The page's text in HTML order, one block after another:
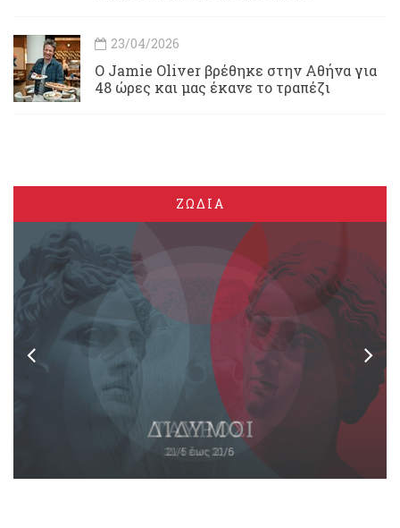
23/04/2026
Ο Jamie Oliver βρέθηκε στην Αθήνα για
48 ώρες και μας έκανε το τραπέζι
ΖΩΔΙΑ